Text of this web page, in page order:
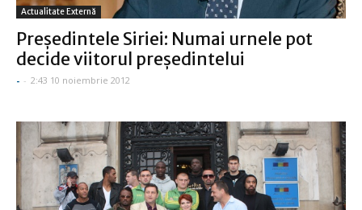
Actualitate Externă
Preşedintele Siriei: Numai urnele pot
decide viitorul preşedintelui
- - 2:43 10 noiembrie 2012